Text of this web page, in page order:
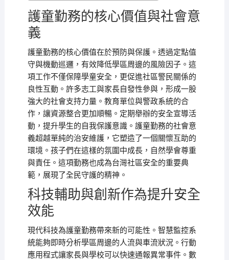
護童勤務的核心價值與社會意
義
護童勤務的核心價值在於預防與保護。透過定點值
守與機動巡邏，有效降低學區周邊的風險因子。這
項工作不僅保障學童安全，更促進社區警民關係的
良性互動。許多志工與家長自發性參與，形成一股
強大的社會支持力量。教育單位與警政系統的合
作，讓資源整合更加順暢。定期舉辦的安全宣導活
動，提升學生的自我保護意識。護童勤務的社會意
義超越單純的治安維護，它塑造了一個關懷互助的
環境。孩子們在這樣的氛圍中成長，自然學會尊重
與責任。這項勤務也成為台灣社區安全的重要典
範，展現了全民守護的精神。
科技輔助與創新作為提升安全
效能
現代科技為護童勤務帶來新的可能性。智慧監控系
統能夠即時分析學區周邊的人流與車流狀況。行動
應用程式讓家長與學校可以快速通報異常事件。數